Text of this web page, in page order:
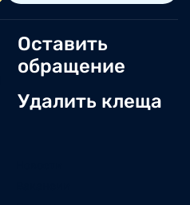
Оставить
обращение
Удалить клеща